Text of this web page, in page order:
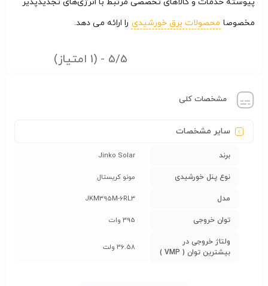
مخصوصا محصولات برق خورشیدی را ارائه می دهد.
5/5 - (1 امتیاز)
مشخصات کلی
سایر مشخصات
برند Jinko Solar
نوع پنل خورشیدی مونو کریستال
مدل JKM395M-6RL3
توان خروجی 395 وات
ولتاژ خروجی در
بیشترین توان ( VMP )
36.58 ولت